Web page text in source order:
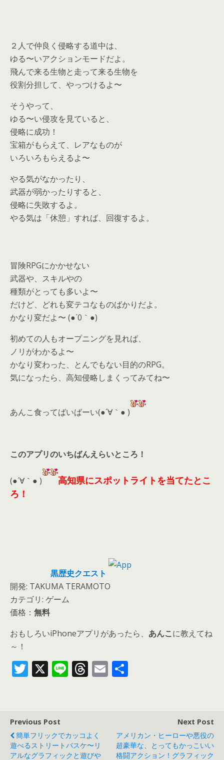
２人で仲良く侵略する道中は、
ゆる〜いアクションモードだよ。
飛んで来る生物と走って来る生物を
役割分担して、やっつけるよ〜
そうやって、
ゆる〜い侵攻を見ていると、
侵略に成功！
宝箱がもらえて、レアなものが
いろいろもらえるよ〜
やる気がなかったり、
武器が弱かったりすると、
侵略に失敗するよ。
やる気は「休憩」すれば、回復するよ。
冒険RPGにかかせない
武器や、スキルやの
種類がとっても多いよ〜
だけど、どれも変テコなものばかりだよ。
かなり変だよ〜 (●´0｀●)
初めての人もオープニングを見れば、
ノリがわかるよ〜
かなり変わった、とんでもない目的のRPG。
気になったら、高知侵略しまくってみてね〜
あんこ食ってばいばーい(●´∀｀● )
このアプリのいちばんえらいところ！
(●´∀｀● )
高知県にスポットライトを当てたとこ
ろ！
黒歴史クエスト
開発: TAKUMA TERAMOTO
カテゴリ: ゲーム
価格： 無料
おもしろいiPhoneアプリがあったら、 あんこに教えてね
～！
T
er
X Li T
d
s
E
Previous Post
簡単フリックでカッコよく
遊べるストリートバスケ〜リ
アルなグラフィックと遊びや
Next Post
アメリカン・ヒーローや悪役の
超豪華な、とってもかっこいい
格闘アクション！グラフィック